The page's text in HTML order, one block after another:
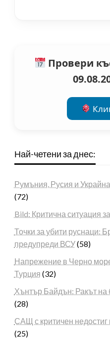
Провери
Най-четени за днес:
Румъния, Русия и
(72)
Bild: Критична ситуация
Точки за убити руснаци:
предупреди ВСУ(58)
Напрежение в Черно
Турция (32)
Хънтър Байдън: Ракът на
(28)
САЩ с критичен недостиг
(25)